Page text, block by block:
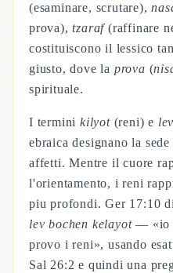
(esaminare, scrutare),
prova),tzaraf(raffinare
costituiscono il lessico
giusto, dove la prova (
spirituale.
I termini kilyot(reni) e lev
ebraica designano la
affetti. Mentre il cuore
l'orientamento, i reni
piu profondi. Ger 17:10
lev bochen kelayot— «io
provo i reni», usando
Sal 26:2 e quindi una